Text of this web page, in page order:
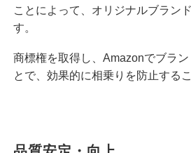
ことによって、オリジナルブラン
す。
商標権を取得し、Amazonでブラ
とで、効果的に相乗りを防止する